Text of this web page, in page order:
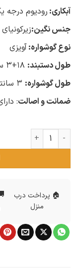
آبکاری: رودیوم درجه
جنس نگین:
نوع گوشواره:آویزی
طول دستبند:
طول گوشواره:
ضمانت و اصالت:
سرویس نقره زنانه
🏠 پرداخت درب
منزل